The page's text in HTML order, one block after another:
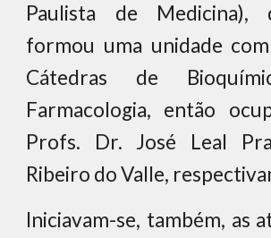
Paulista de Medicina),
formou uma unidade
Cátedras de
Farmacologia, então
Profs. Dr. José Leal
Ribeiro do Valle,
Iniciavam-se, também, as